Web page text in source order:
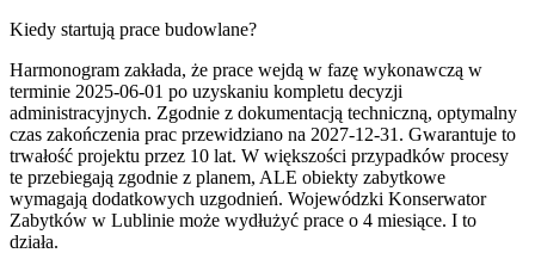
Kiedy startują prace budowlane?
Harmonogram zakłada, że prace wejdą w fazę wykonawczą w
terminie 2025-06-01 po uzyskaniu kompletu decyzji
administracyjnych. Zgodnie z dokumentacją techniczną, optymalny
czas zakończenia prac przewidziano na 2027-12-31. Gwarantuje to
trwałość projektu przez 10 lat. W większości przypadków procesy
te przebiegają zgodnie z planem, ALE obiekty zabytkowe
wymagają dodatkowych uzgodnień. Wojewódzki Konserwator
Zabytków w Lublinie może wydłużyć prace o 4 miesiące. I to
działa.